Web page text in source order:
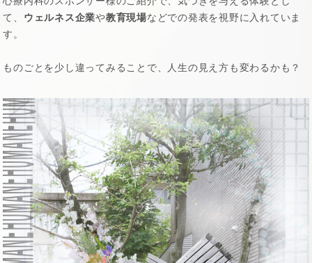
て、 ウェルネス企業や教育現場などでの発表を視野に入れていま
す。
ものごとを少し違ってみることで、人生の見え方も変わるかも？